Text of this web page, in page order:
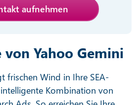
aufnehmen
Yahoo Gemini
frischen Wind in Ihre SEA-
Kombination von